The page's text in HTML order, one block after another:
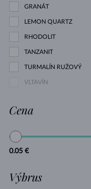
GRANÁT
LEMON QUARTZ
RHODOLIT
TANZANIT
TURMALÍN RUŽOVÝ
VLTAVÍN
Cena
0.05 €
Výbrus